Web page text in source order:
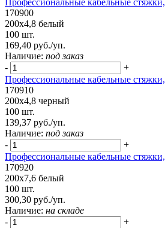
Профессиональные кабельные
170900
200х4,8 белый
100 шт.
169,40 руб./уп.
Наличие: под заказ
-
+
Профессиональные кабельные
170910
200х4,8 черный
100 шт.
139,37 руб./уп.
Наличие: под заказ
-
+
Профессиональные кабельные
170920
200х7,6 белый
100 шт.
300,30 руб./уп.
Наличие: на складе
-
+